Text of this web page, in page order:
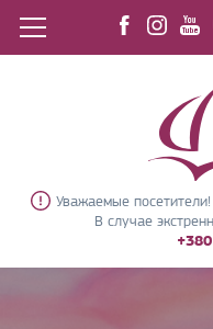
Уважаемые
В случае